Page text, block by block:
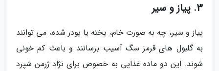
3. پیاز و سیر
پیاز و سیر، چه به صورت خام، پخته یا پودر شده، می توانند
به گلبول های قرمز سگ آسیب برسانند و باعث کم خونی
شوند. این دو ماده غذایی به خصوص برای نژاد ژرمن شپرد